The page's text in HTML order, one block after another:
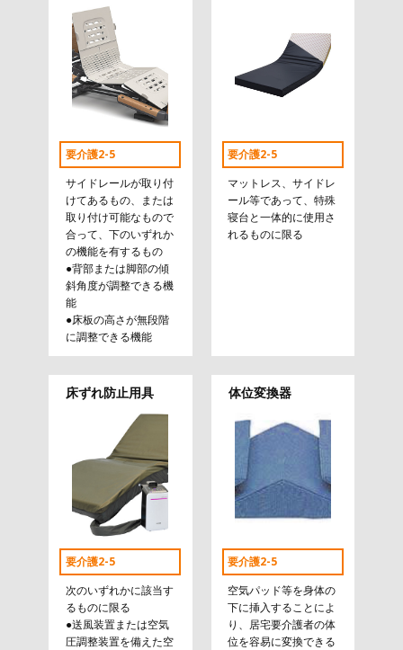
要介護2-5
サイドレールが取り付
けてあるもの、または
取り付け可能なもので
合って、下のいずれか
の機能を有するもの
●背部または脚部の傾
斜角度が調整できる機
能
●床板の高さが無段階
に調整できる機能
要介護2-5
マットレス、サイドレ
ール等であって、特殊
寝台と一体的に使用さ
れるものに限る
床ずれ防止用具
要介護2-5
次のいずれかに該当す
るものに限る
●送風装置または空気
圧調整装置を備えた空
体位変換器
要介護2-5
空気パッド等を身体の
下に挿入することによ
り、居宅要介護者の体
位を容易に変換できる